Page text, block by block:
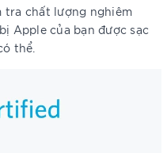
tra chất lượng nghiêm
Apple của bạn được sạc
thể.